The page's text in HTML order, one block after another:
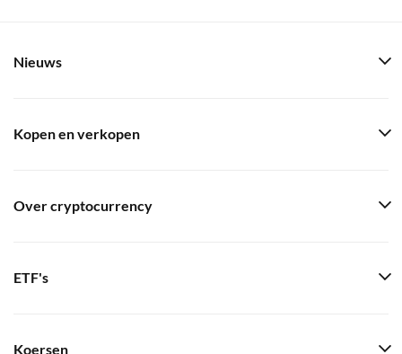
Nieuws
Kopen en verkopen
Over cryptocurrency
ETF's
Koersen